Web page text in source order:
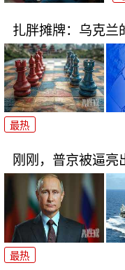
扎胖摊牌：乌克兰
最热
刚刚，普京被逼亮
最热